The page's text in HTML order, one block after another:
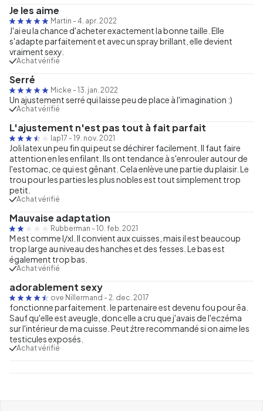
Je les aime
Martin - 4. apr. 2022
J'ai eu la chance d'acheter exactement la bonne taille. Elle
s'adapte parfaitement et avec un spray brillant, elle devient
vraiment sexy.
Achat vérifié
Serré
Micke - 13. jan. 2022
Un ajustement serré qui laisse peu de place à l'imagination :)
Achat vérifié
L'ajustement n'est pas tout à fait parfait
lap17 - 19. nov. 2021
Joli latex un peu fin qui peut se déchirer facilement. Il faut faire
attention en les enfilant. Ils ont tendance à s'enrouler autour de
l'estomac, ce qui est gênant. Cela enlève une partie du plaisir. Le
trou pour les parties les plus nobles est tout simplement trop
petit.
Achat vérifié
Mauvaise adaptation
Rubberman - 10. feb. 2021
M est comme l/xl. Il convient aux cuisses, mais il est beaucoup
trop large au niveau des hanches et des fesses. Le bas est
également trop bas.
Achat vérifié
adorablement sexy
ove Nillermand - 2. dec. 2017
fonctionne parfaitement. le partenaire est devenu fou pour ēa.
Sauf qu'elle est aveugle, donc elle a cru que j'avais de l'eczéma
sur l'intérieur de ma cuisse. Peut źtre recommandé si on aime les
testicules exposés.
Achat vérifié